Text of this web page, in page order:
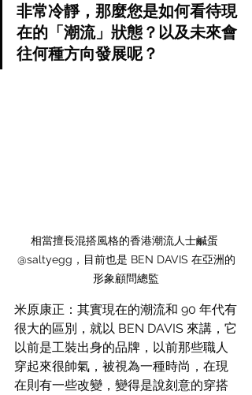
非常冷靜，那麼您是如何看待現
在的「潮流」狀態？以及未來會
往何種方向發展呢？
相當擅長混搭風格的香港潮流人士鹹蛋
@saltyegg，目前也是 BEN DAVIS 在亞洲的
形象顧問總監
米原康正：其實現在的潮流和 90 年代有
很大的區別，就以 BEN DAVIS 來講，它
以前是工裝出身的品牌，以前那些職人
穿起來很帥氣，被視為一種時尚，在現
在則有一些改變，變得是說刻意的穿搭